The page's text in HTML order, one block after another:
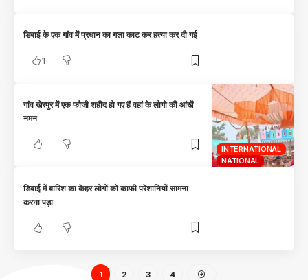
डिबाई के एक गांव में प्रधान का गला काट कर हत्या कर दी गई
1
INTERNATIONAL
NATIONAL
गांव खेरपुर में एक फौजी शहीद हो गए हैं वहां के लोगो की आंखें
नमन
डिबाई में बारिश का केहर लोगों को काफी परेशानियों सामना
करना पड़ा
1 2 3 4